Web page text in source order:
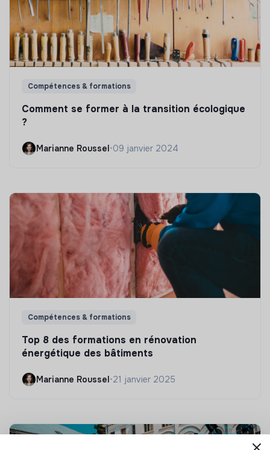
Compétences & formations
Comment se former à la transition écologique
?
Marianne Roussel•09 janvier 2024
Compétences & formations
Top 8 des formations en rénovation
énergétique des bâtiments
Marianne Roussel•21 janvier 2025